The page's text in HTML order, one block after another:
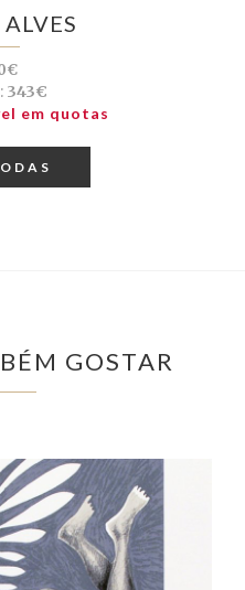
343€
em quotas
GOSTAR